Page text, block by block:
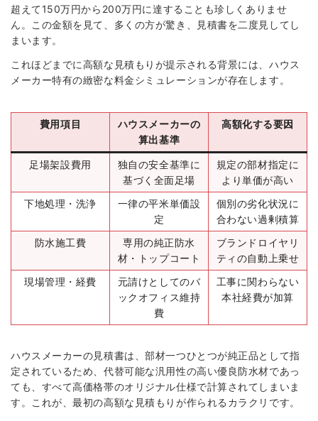
超えて150万円から200万円に達することも珍しくありませ
ん。この金額を見て、多くの方が驚き、見積書を二度見してし
まいます。
これほどまでに高額な見積もりが提示される背景には、ハウス
メーカー特有の緻密な料金シミュレーションが存在します。
費用項目
ハウスメーカーの
算出基準
高額化する要因
足場架設費用
独自の安全基準に
基づく全面足場
規定の部材指定に
より単価が高い
下地処理・洗浄
一律の平米単価設
定
個別の劣化状況に
合わない過剰積算
防水施工費
専用の純正防水
材・トップコート
ブランドロイヤリ
ティの自動上乗せ
現場管理・経費
元請けとしてのバ
ックオフィス維持
費
工事に関わらない
本社経費が加算
ハウスメーカーの見積書は、部材一つひとつが純正品として指
定されているため、代替可能な汎用性の高い優良防水材であっ
ても、すべて高価格帯のオリジナル仕様で計算されてしまいま
す。これが、最初の高額な見積もりが作られるカラクリです。